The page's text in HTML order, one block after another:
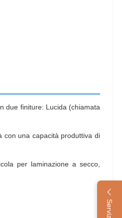
due finiture: Lucida (chiamata
con una capacità produttiva di
per laminazione a secco,